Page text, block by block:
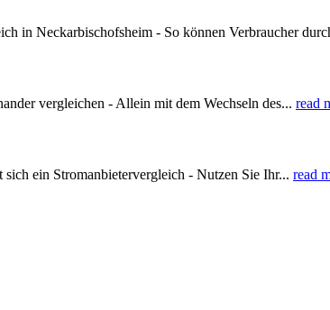
in Neckarbischofsheim - So können Verbraucher
vergleichen - Allein mit dem Wechseln des... read
ein Stromanbietervergleich - Nutzen Sie Ihr... read